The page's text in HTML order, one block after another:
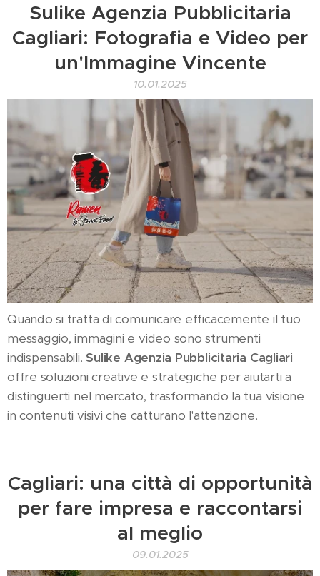
Sulike Agenzia Pubblicitaria
Cagliari: Fotografia e Video per
un'Immagine Vincente
10.01.2025
Quando si tratta di comunicare efficacemente il tuo
messaggio, immagini e video sono strumenti
indispensabili. Sulike Agenzia Pubblicitaria Cagliari
offre soluzioni creative e strategiche per aiutarti a
distinguerti nel mercato, trasformando la tua visione
in contenuti visivi che catturano l'attenzione.
Cagliari: una città di opportunità
per fare impresa e raccontarsi
al meglio
09.01.2025